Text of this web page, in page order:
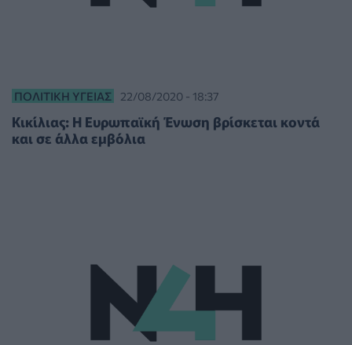
ΠΟΛΙΤΙΚΉ ΥΓΕΊΑΣ 22/08/2020 - 18:37
Κικίλιας: Η Ευρωπαϊκή Ένωση βρίσκεται κοντά
και σε άλλα εμβόλια